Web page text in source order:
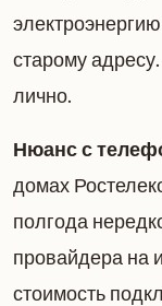
старому
лично.
Нюанс с
домах
полгода
провайдера на
стоимость